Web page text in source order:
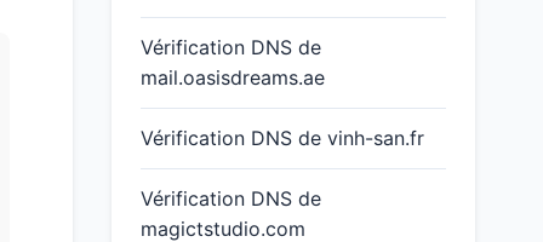
Vérification DNS de
mail.oasisdreams.ae
Vérification DNS de vinh-san.fr
Vérification DNS de
magictstudio.com